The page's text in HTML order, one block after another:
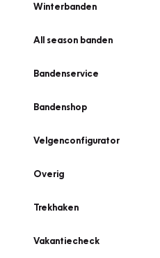
Winterbanden
All season banden
Bandenservice
Bandenshop
Velgenconfigurator
Overig
Trekhaken
Vakantiecheck